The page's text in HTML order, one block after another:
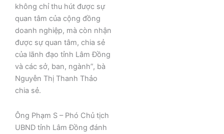
không chỉ thu hút được sự
quan tâm của cộng đồng
doanh nghiệp, mà còn nhận
được sự quan tâm, chia sẻ
của lãnh đạo tỉnh Lâm Đồng
và các sở, ban, ngành”, bà
Nguyễn Thị Thanh Thảo
chia sẻ.
Ông Phạm S – Phó Chủ tịch
UBND tỉnh Lâm Đồng đánh